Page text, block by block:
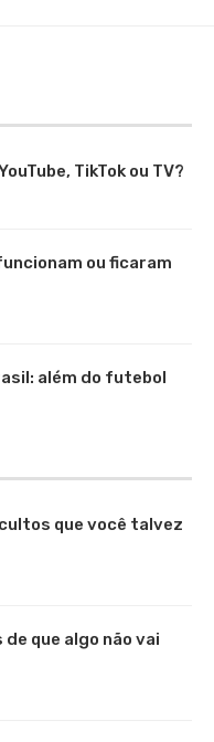
TikTok ou TV?
ou ficaram
além do futebol
que você talvez
que algo não vai